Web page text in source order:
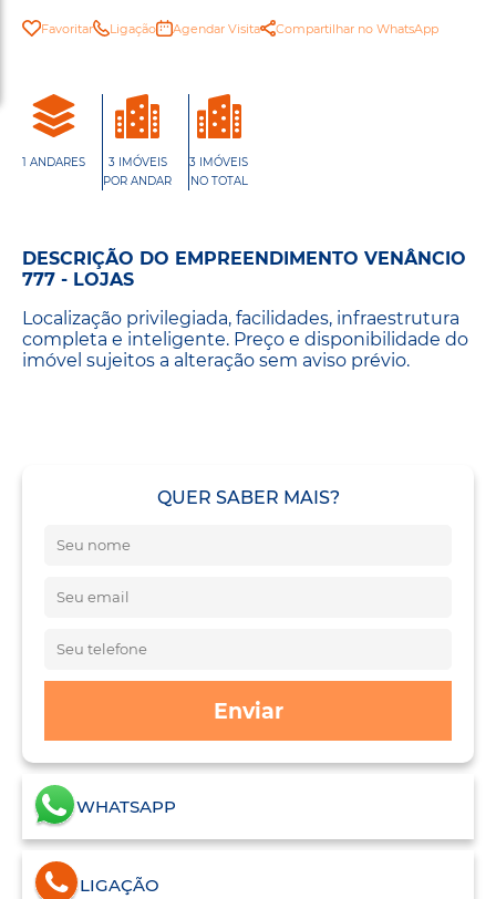
Favoritar Ligação Agendar Visita Compartilhar no WhatsApp
1 ANDARES
3 IMÓVEIS
POR ANDAR
3 IMÓVEIS
NO TOTAL
DESCRIÇÃO DO EMPREENDIMENTO VENÂNCIO
777 - LOJAS
Localização privilegiada, facilidades, infraestrutura
completa e inteligente. Preço e disponibilidade do
imóvel sujeitos a alteração sem aviso prévio.
QUER SABER MAIS?
Enviar
WHATSAPP
LIGAÇÃO